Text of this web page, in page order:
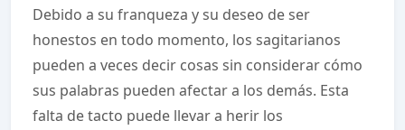
Debido a su franqueza y su deseo de ser
honestos en todo momento, los sagitarianos
pueden a veces decir cosas sin considerar cómo
sus palabras pueden afectar a los demás. Esta
falta de tacto puede llevar a herir los